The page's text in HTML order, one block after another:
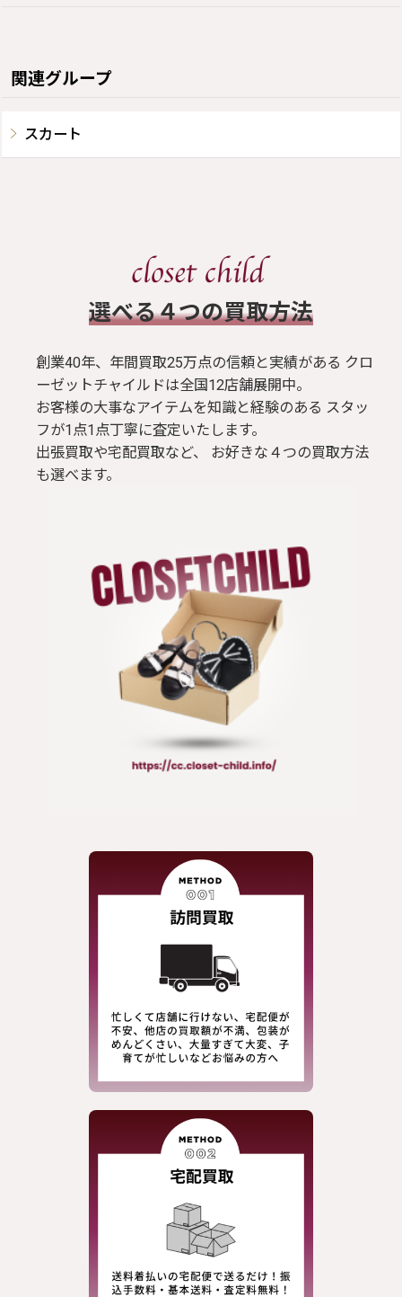
関連グループ
スカート
​選べる４つの買取方法
創業40年、年間買取25万点の信頼と実績がある クロ
ーゼットチャイルドは全国12店舗展開中。
お客様の大事なアイテムを知識と経験のある スタッ
フが1点1点丁寧に査定いたします。
出張買取や宅配買取など、 お好きな４つの買取方法
も選べます。